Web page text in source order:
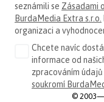
seznámili se Zásadami
BurdaMedia Extra s.r.o.
organizaci a
Chcete navíc
informace od
zpracováním
soukromí
©